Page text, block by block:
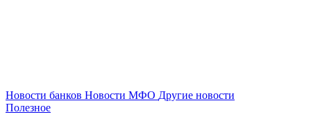
Новости банков Новости МФО Другие новости
Полезное